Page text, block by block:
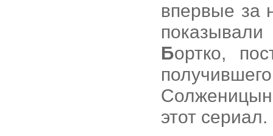
впервые за
Бортко,
этот сериал.